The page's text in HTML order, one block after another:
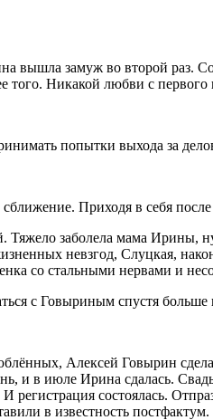
вышла замуж во второй раз.
того. Никакой любви с
попытки выхода за
Приходя в себя
Тяжело заболела мама Ирины,
невзгод, Слуцкая,
со стальными нервами и
с Говыриным спустя
Алексей Говырин
и в июле Ирина сдалась.
регистрация состоялась.
в известность постфактум.